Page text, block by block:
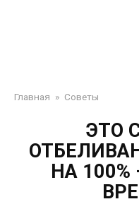
Главная » Советы
ЭТО
НА